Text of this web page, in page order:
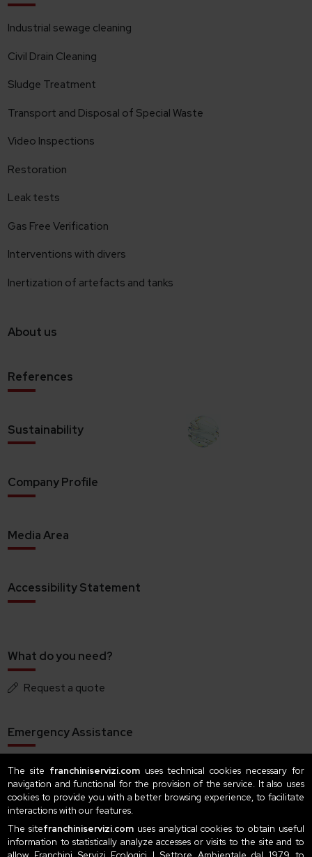
Industrial sewage cleaning
Civil Drain Cleaning
Sludge Treatment
Transport and Disposal of Special Waste
Video Inspections
Restoration
Leak tests
Gas Free Verification
Interventions with divers
Inertization of artefacts and tanks
About us
References
Sustainability
Company Profile
Media Area
Accessibility Statement
What do you need?
Request a quote
Emergency Assistance
+39 035 42 89 800
Contacts Offices
Contacts Offices
The site franchiniservizi.comuses technical cookies necessary for
navigation and functional for the provision of the service. It also uses
cookies to provide you with a better browsing experience, to facilitate
interactions with our features.
The sitefranchiniservizi.com uses analytical cookies to obtain useful
information to statistically analyze accesses or visits to the site and to